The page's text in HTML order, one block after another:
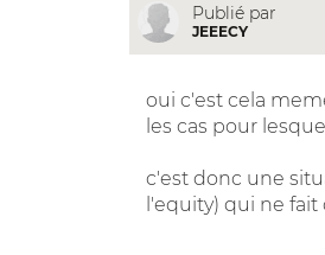
Publié par
JEEECY
oui c'est cela
les cas pour
c'est donc une
l'equity) qui ne fait